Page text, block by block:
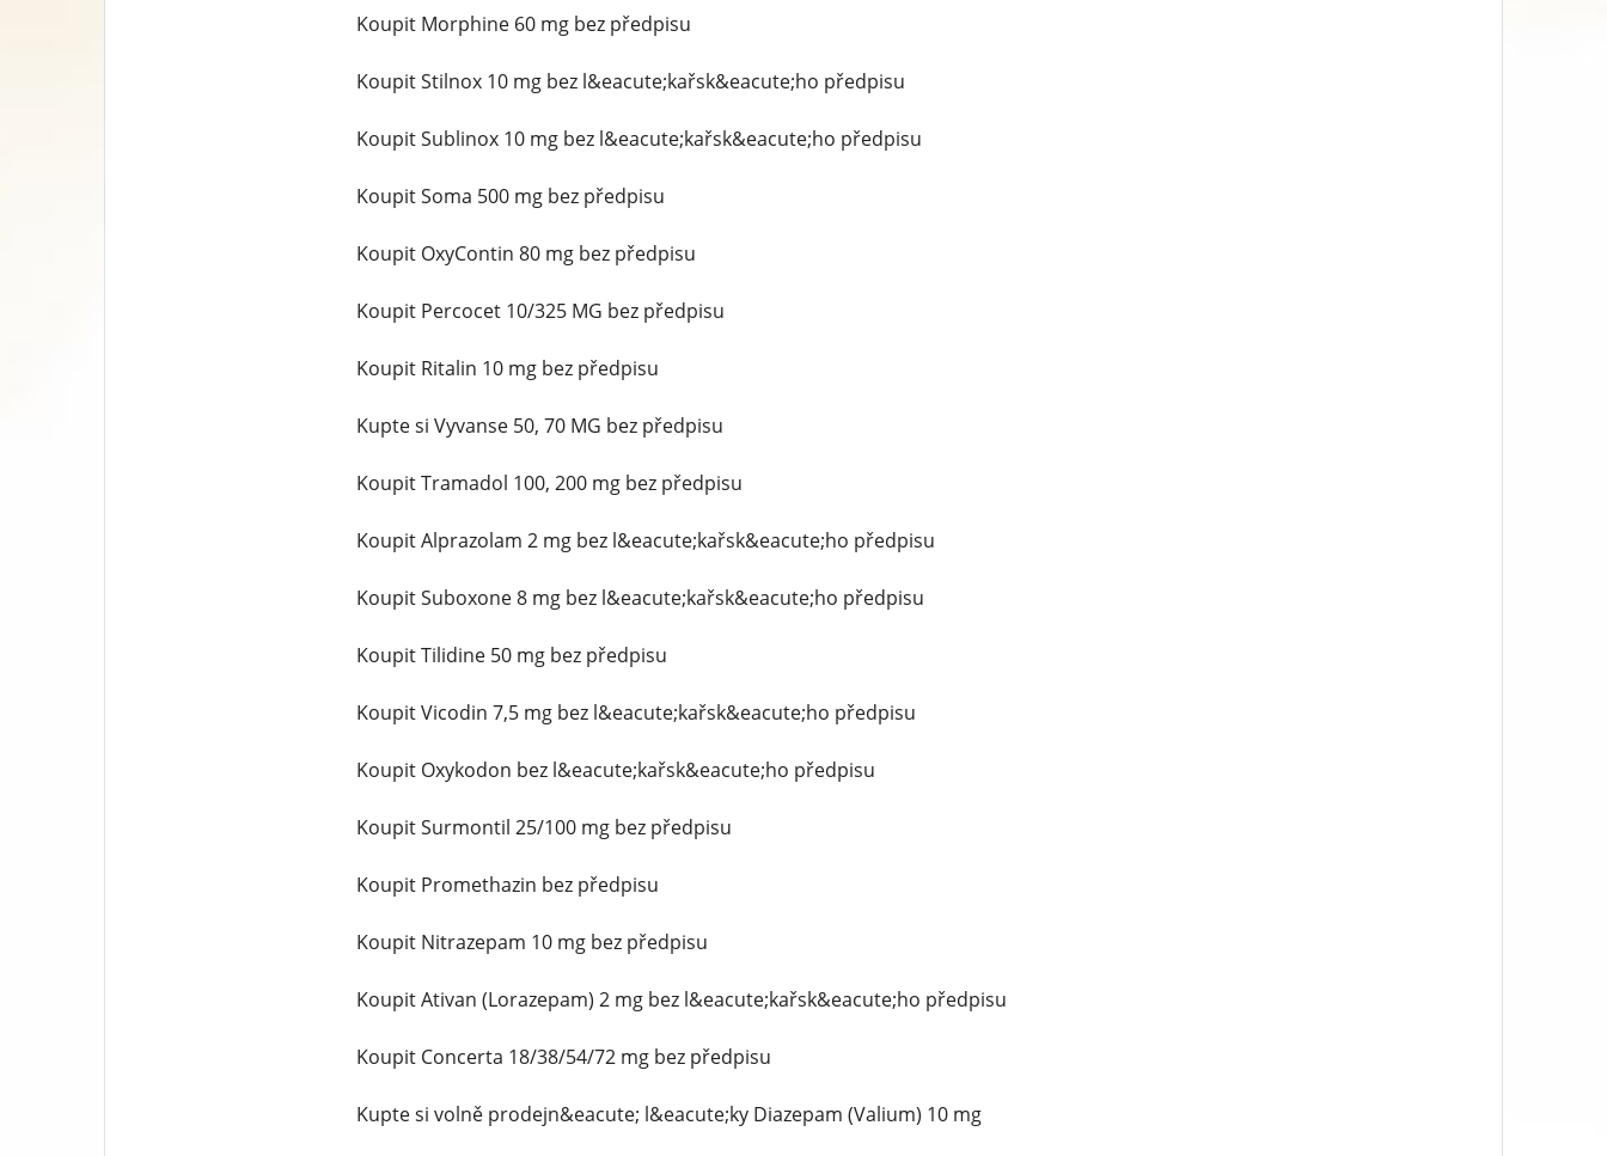
Koupit Morphine 60 mg bez předpisu
Koupit Stilnox 10 mg bez l&eacute;kařsk&eacute;ho předpisu
Koupit Sublinox 10 mg bez l&eacute;kařsk&eacute;ho předpisu
Koupit Soma 500 mg bez předpisu
Koupit OxyContin 80 mg bez předpisu
Koupit Percocet 10/325 MG bez předpisu
Koupit Ritalin 10 mg bez předpisu
Kupte si Vyvanse 50, 70 MG bez předpisu
Koupit Tramadol 100, 200 mg bez předpisu
Koupit Alprazolam 2 mg bez l&eacute;kařsk&eacute;ho předpisu
Koupit Suboxone 8 mg bez l&eacute;kařsk&eacute;ho předpisu
Koupit Tilidine 50 mg bez předpisu
Koupit Vicodin 7,5 mg bez l&eacute;kařsk&eacute;ho předpisu
Koupit Oxykodon bez l&eacute;kařsk&eacute;ho předpisu
Koupit Surmontil 25/100 mg bez předpisu
Koupit Promethazin bez předpisu
Koupit Nitrazepam 10 mg bez předpisu
Koupit Ativan (Lorazepam) 2 mg bez l&eacute;kařsk&eacute;ho předpisu
Koupit Concerta 18/38/54/72 mg bez předpisu
Kupte si volně prodejn&eacute; l&eacute;ky Diazepam (Valium) 10 mg